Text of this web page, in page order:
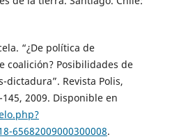
“¿De política de
coalición? Posibilidades de
dictadura”. Revista Polis,
2009. Disponible en
65682009000300008.